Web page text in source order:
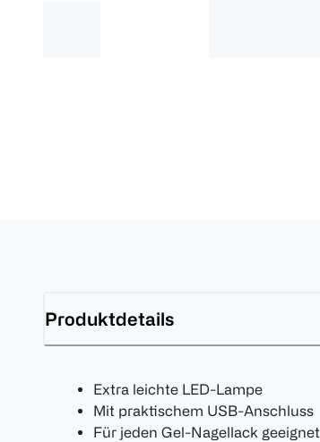
Produktdetails
Extra leichte LED-Lampe
Mit praktischem USB-Anschluss
Für jeden Gel-Nagellack geeignet